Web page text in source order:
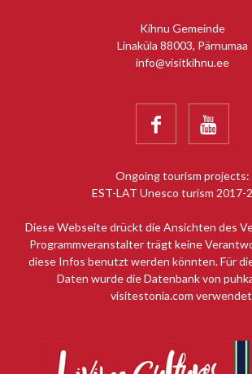
Kihnu Gemeinde
Linaküla 88003, Pärnumaa
info@visitkihnu.ee
 
Ongoing tourism projects:
EST-LAT Unesco turism 2017-
Diese Webseite drückt die Ansichten des
Programmveranstalter trägt keine
diese Infos benutzt werden könnten. Für
Daten wurde die Datenbank von
visitestonia.com